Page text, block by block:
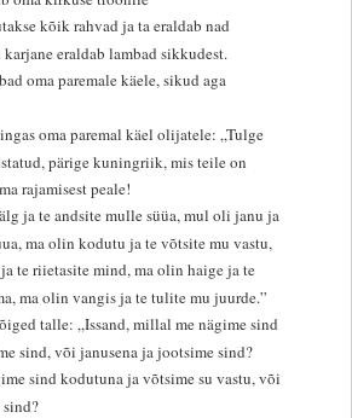
kõik rahvad ja ta eraldab nad
eraldab lambad sikkudest.
oma paremale käele, sikud aga
oma paremal käel olijatele: „Tulge
pärige kuningriik, mis teile on
rajamisest peale!
ja te andsite mulle süüa, mul oli janu ja
ma olin kodutu ja te võtsite mu vastu,
te riietasite mind, ma olin haige ja te
ma olin vangis ja te tulite mu juurde.”
talle: „Issand, millal me nägime sind
sind, või janusena ja jootsime sind?
sind kodutuna ja võtsime su vastu, või